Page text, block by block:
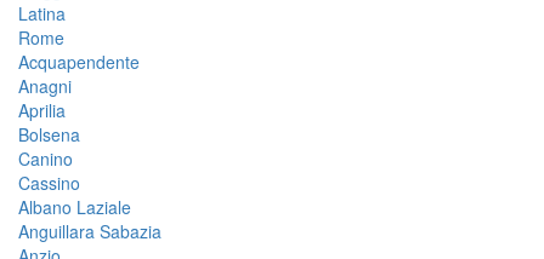
Latina
Rome
Acquapendente
Anagni
Aprilia
Bolsena
Canino
Cassino
Albano Laziale
Anguillara Sabazia